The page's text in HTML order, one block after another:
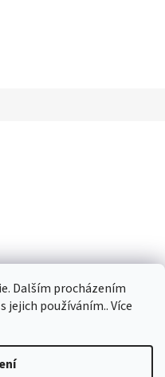
Dalším procházením
jejich používáním.. Více